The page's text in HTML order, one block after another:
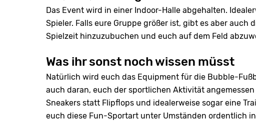
Das Event wird in einer Indoor-Halle abgehalten.
Spieler. Falls eure Gruppe größer ist, gibt es aber auch
Spielzeit hinzuzubuchen und euch auf dem Feld
Was ihr sonst noch wissen müsst
Natürlich wird euch das Equipment für die Bubble-
auch daran, euch der sportlichen Aktivität
Sneakers statt Flipflops und idealerweise sogar eine
euch diese Fun-Sportart unter Umständen ordentlich